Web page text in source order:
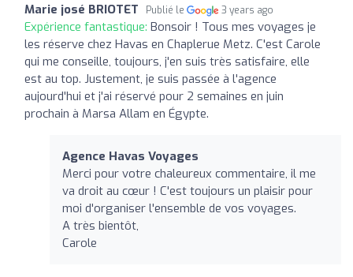
Marie josé BRIOTET Publié le 3 years ago
Expérience fantastique: Bonsoir ! Tous mes voyages je
les réserve chez Havas en Chaplerue Metz. C'est Carole
qui me conseille, toujours, j'en suis très satisfaire, elle
est au top. Justement, je suis passée à l'agence
aujourd'hui et j'ai réservé pour 2 semaines en juin
prochain à Marsa Allam en Égypte.
Agence Havas Voyages
Merci pour votre chaleureux commentaire, il me
va droit au cœur ! C'est toujours un plaisir pour
moi d'organiser l'ensemble de vos voyages.
A très bientôt,
Carole